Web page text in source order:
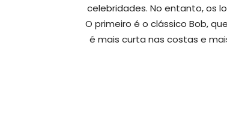
celebridades. No entanto, os
O primeiro é o clássico Bob,
é mais curta nas costas e